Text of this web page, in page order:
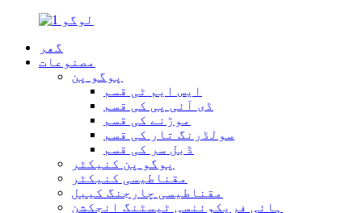
گھر
مصنوعات
پوگو پن
ایس ایم ٹی قسم
ڈی آئی پی کی قسم
موڑنے کی قسم
سولڈرنگ تار کی قسم
ڈبل سر کی قسم
پوگو پن کنیکٹر
مقناطیسی کنیکٹر
مقناطیسی چارجنگ کیبل
ہائی فریکوئنسی ٹیسٹنگ انجکشن